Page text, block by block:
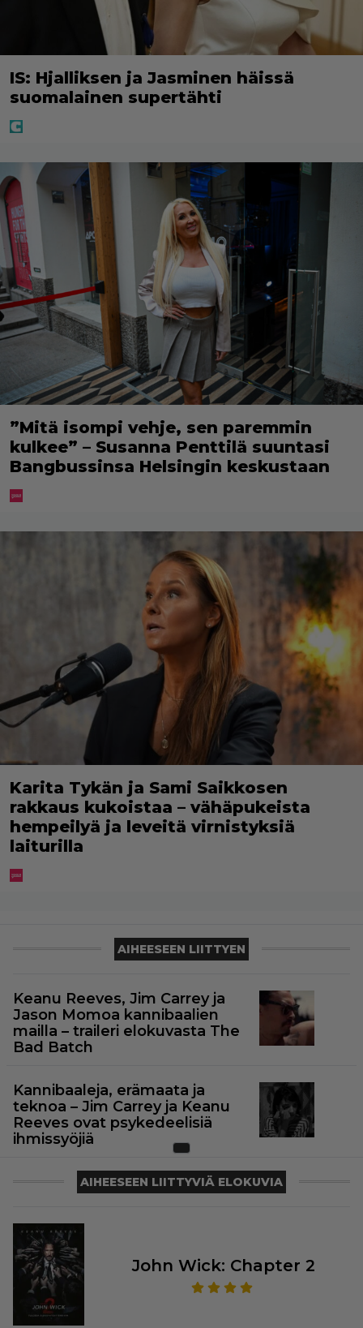
IS: Hjalliksen ja Jasminen häissä
suomalainen supertähti
”Mitä isompi vehje, sen paremmin
kulkee” – Susanna Penttilä suuntasi
Bangbussinsa Helsingin keskustaan
Karita Tykän ja Sami Saikkosen
rakkaus kukoistaa – vähäpukeista
hempeilyä ja leveitä virnistyksiä
laiturilla
AIHEESEEN LIITTYEN
Keanu Reeves, Jim Carrey ja
Jason Momoa kannibaalien
mailla – traileri elokuvasta The
Bad Batch
Kannibaaleja, erämaata ja
teknoa – Jim Carrey ja Keanu
Reeves ovat psykedeelisiä
ihmissyöjiä
AIHEESEEN LIITTYVIÄ ELOKUVIA
John Wick: Chapter 2